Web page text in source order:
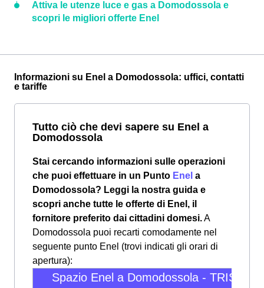
Attiva le utenze luce e gas a Domodossola e
scopri le migliori offerte Enel
Informazioni su Enel a Domodossola: uffici, contatti
e tariffe
Tutto ciò che devi sapere su Enel a
Domodossola
Stai cercando informazioni sulle operazioni
che puoi effettuare in un Punto Enel a
Domodossola? Leggi la nostra guida e
scopri anche tutte le offerte di Enel, il
fornitore preferito dai cittadini domesi.A
Domodossola puoi recarti comodamente nel
seguente punto Enel (trovi indicati gli orari di
apertura):
Spazio Enel a Domodossola -